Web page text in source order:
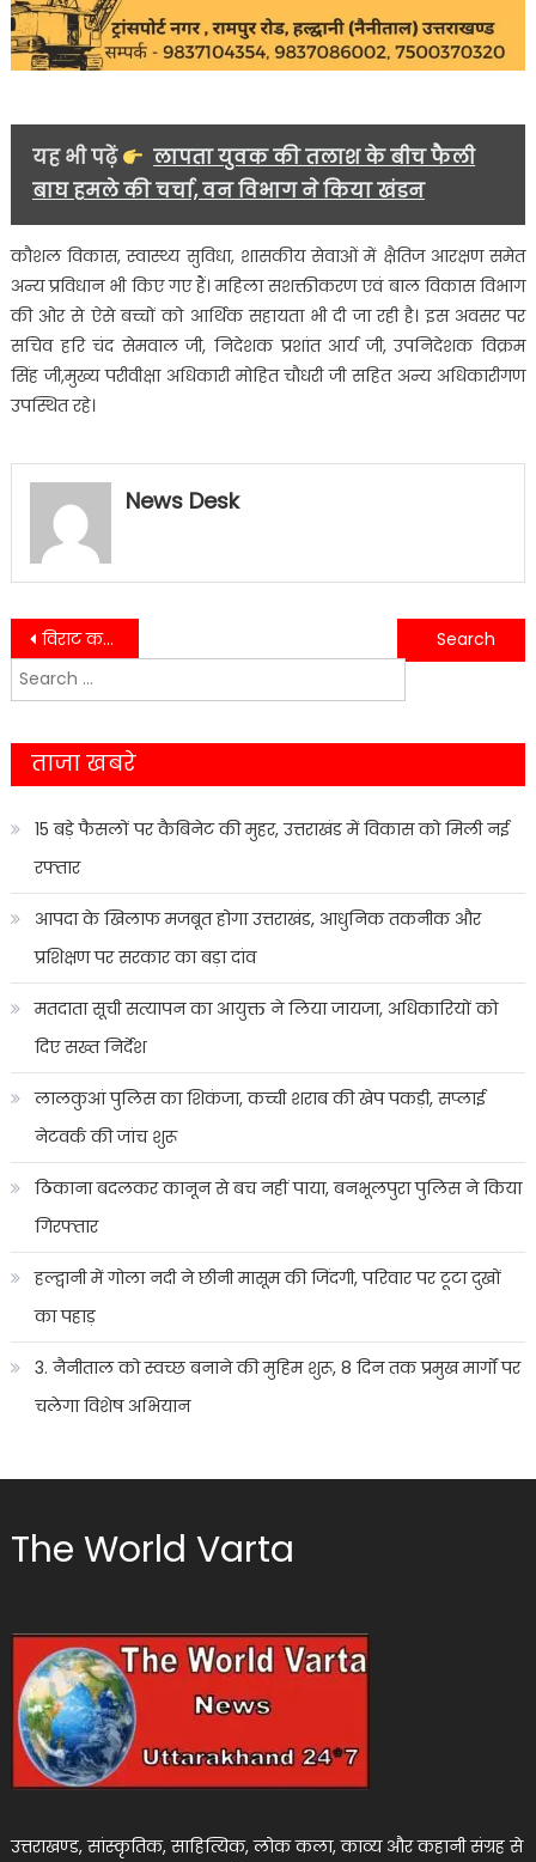
यह भी पढ़ें
लापता युवक की तलाश के बीच फैली
बाघ हमले की चर्चा, वन विभाग ने किया खंडन
कौशल विकास, स्वास्थ्य सुविधा, शासकीय सेवाओं में क्षैतिज आरक्षण समेत
अन्य प्रविधान भी किए गए हैं। महिला सशक्तीकरण एवं बाल विकास विभाग
की ओर से ऐसे बच्चों को आर्थिक सहायता भी दी जा रही है। इस अवसर पर
सचिव हरि चंद सेमवाल जी, निदेशक प्रशांत आर्य जी, उपनिदेशक विक्रम
सिंह जी,मुख्य परीवीक्षा अधिकारी मोहित चौधरी जी सहित अन्य अधिकारीगण
उपस्थित रहे।
News Desk
Post
navigation
विराट कवि सम्मेलन का आयोजन आगामी 20 नवम्बर को जनता इंटर कालेज में किया जाएगा…..
त्योहारों के दौरान अच्छी व्यवस्था के लिए दी बधाई- श्वेता चौबे
Search
for:
ताजा खबरे
15 बड़े फैसलों पर कैबिनेट की मुहर, उत्तराखंड में विकास को मिली नई
रफ्तार
आपदा के खिलाफ मजबूत होगा उत्तराखंड, आधुनिक तकनीक और
प्रशिक्षण पर सरकार का बड़ा दांव
मतदाता सूची सत्यापन का आयुक्त ने लिया जायजा, अधिकारियों को
दिए सख्त निर्देश
लालकुआं पुलिस का शिकंजा, कच्ची शराब की खेप पकड़ी, सप्लाई
नेटवर्क की जांच शुरू
ठिकाना बदलकर कानून से बच नहीं पाया, बनभूलपुरा पुलिस ने किया
गिरफ्तार
हल्द्वानी में गोला नदी ने छीनी मासूम की जिंदगी, परिवार पर टूटा दुखों
का पहाड़
3. नैनीताल को स्वच्छ बनाने की मुहिम शुरू, 8 दिन तक प्रमुख मार्गों पर
चलेगा विशेष अभियान
The World Varta
उत्तराखण्ड, सांस्कृतिक, साहित्यिक, लोक कला, काव्य और कहानी संग्रह से